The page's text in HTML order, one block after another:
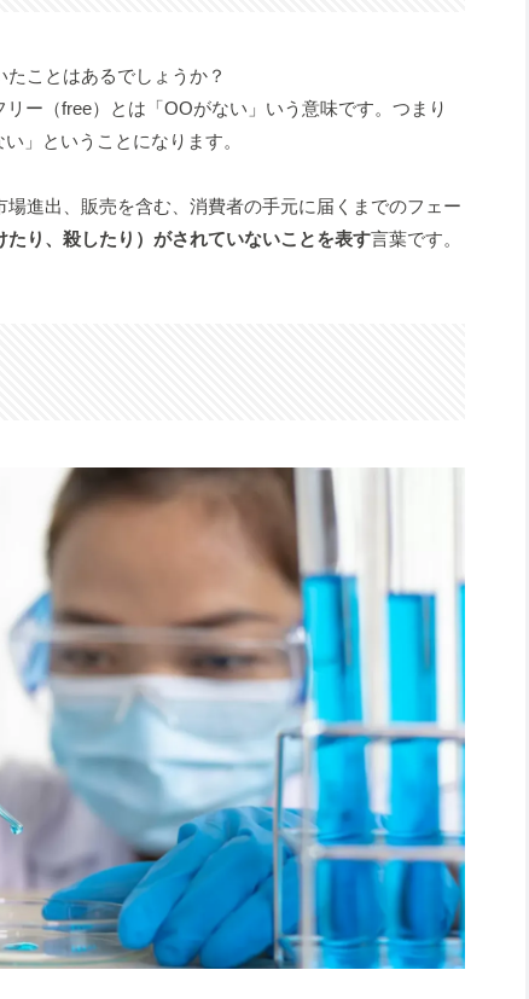
ことはあるでしょうか？
ー（free）とは「OOがない」いう意味です。つまり
」ということになります。
進出、販売を含む、消費者の手元に届くまでのフェー
り、殺したり）がされていないことを表す言葉です。